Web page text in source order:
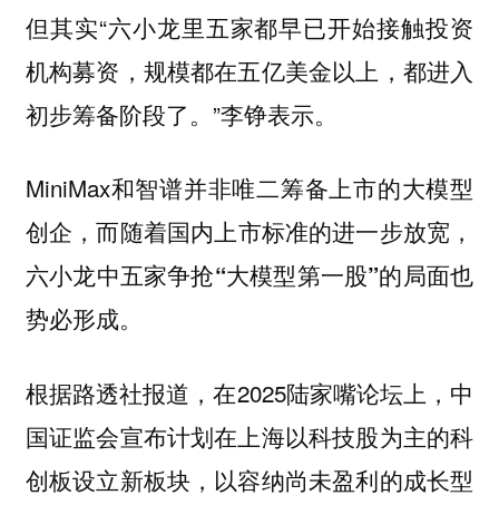
但其实“六小龙里五家都早已开始接触投资
机构募资，规模都在五亿美金以上， 都进入
初步筹备阶段了。”李铮表示。
MiniMax和智谱并非唯二筹备上市的大模型
创企，而随着国内上市标准的进一步放宽，
六小龙中五家争抢“大模型第一股”的局面也
势必形成。
根据路透社报道，在2025陆家嘴论坛上，中
国证监会宣布计划在上海以科技股为主的科
创板设立新板块，以容纳尚未盈利的成长型